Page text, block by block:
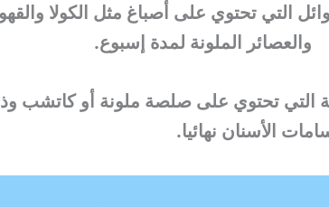
التي تحتوي على أصباغ مثل الكولا
والعصائر الملونة لمدة إسبوع.
التي تحتوي على صلصة ملونة أو كاتشب
الأسنان نهائيا.